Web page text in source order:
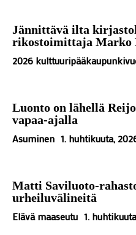
Jännittävä ilta
rikostoimittaja Marko
2026
Luonto on lähellä
vapaa-ajalla
Asuminen 1. huhtikuuta,
Matti Saviluoto-
urheiluvälineitä
Elävä maaseutu 1.